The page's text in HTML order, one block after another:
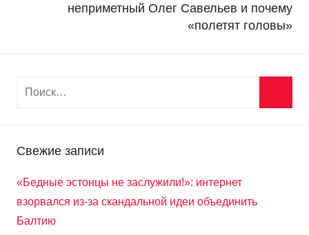
неприметный Олег Савельев и почему
«полетят головы»
Свежие записи
«Бедные эстонцы не заслужили!»: интернет
взорвался из-за скандальной идеи объединить
Балтию